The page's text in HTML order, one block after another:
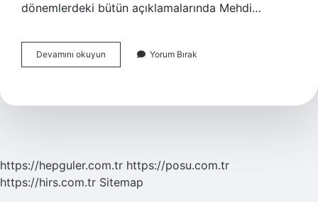
dönemlerdeki bütün açıklamalarında Mehdi…
Devamını okuyun Kıyametten
Önce
Mi
Yorum Bırak
https://hepguler.com.tr https://posu.com.tr
https://hirs.com.tr Sitemap